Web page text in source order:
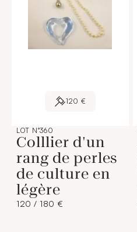
120 €
LOT N°360
Colllier d'un
rang de perles
de culture en
légère
120 / 180 €